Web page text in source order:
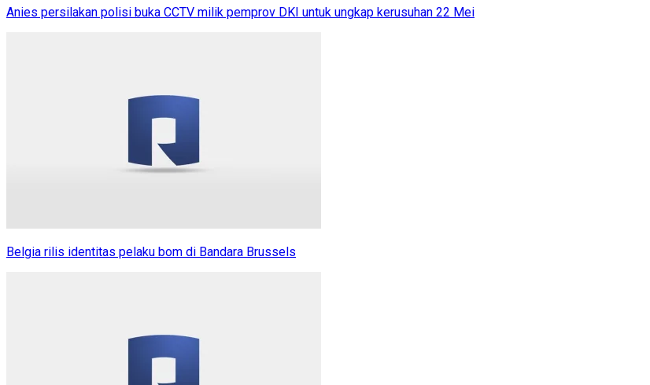
Anies persilakan polisi buka CCTV milik pemprov DKI untuk ungkap kerusuhan 22 Mei
Belgia rilis identitas pelaku bom di Bandara Brussels